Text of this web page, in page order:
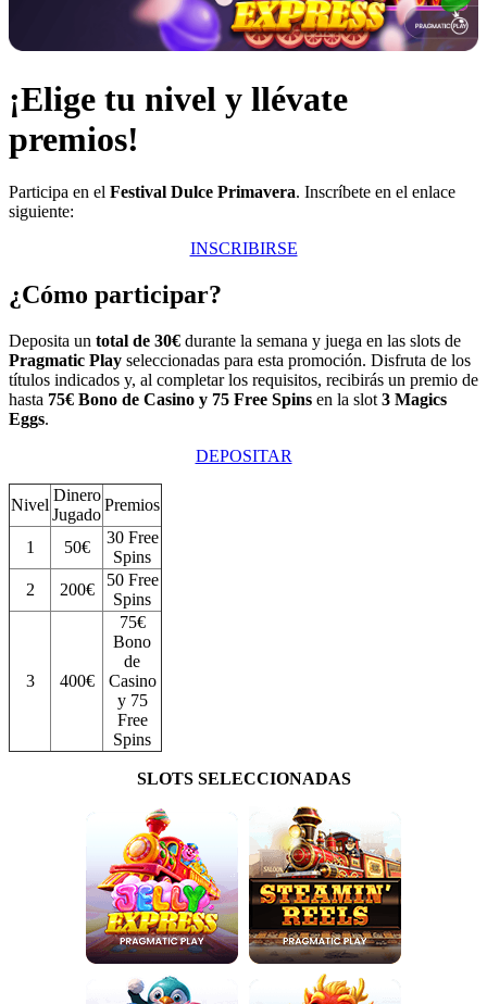
¡Elige tu nivel y llévate
premios!
Participa en el Festival Dulce Primavera. Inscríbete en el enlace
siguiente:
INSCRIBIRSE
¿Cómo participar?
Deposita un total de 30€ durante la semana y juega en las slots de
Pragmatic Play seleccionadas para esta promoción. Disfruta de los
títulos indicados y, al completar los requisitos, recibirás un premio de
hasta 75€ Bono de Casino y 75 Free Spins en la slot 3 Magics
Eggs.
DEPOSITAR
Nivel
Dinero
Jugado
Premios
1 50€
30 Free
Spins
2
200€
50 Free
Spins
3 400€
75€
Bono
de
Casino
y 75
Free
Spins
SLOTS SELECCIONADAS